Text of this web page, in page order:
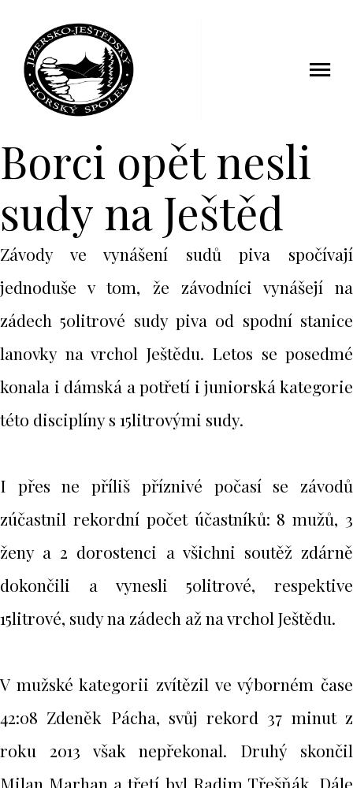
Borci opět nesli
sudy na Ještěd
Závody ve vynášení sudů piva spočívají
jednoduše v tom, že závodníci vynášejí na
zádech 50litrové sudy piva od spodní stanice
lanovky na vrchol Ještědu. Letos se posedmé
konala i dámská a potřetí i juniorská kategorie
této disciplíny s 15litrovými sudy.
I přes ne příliš příznivé počasí se závodů
zúčastnil rekordní počet účastníků: 8 mužů, 3
ženy a 2 dorostenci a všichni soutěž zdárně
dokončili a vynesli 50litrové, respektive
15litrové, sudy na zádech až na vrchol Ještědu.
V mužské kategorii zvítězil ve výborném čase
42:08 Zdeněk Pácha, svůj rekord 37 minut z
roku 2013 však nepřekonal. Druhý skončil
Milan Marhan a třetí byl Radim Třešňák. Dále